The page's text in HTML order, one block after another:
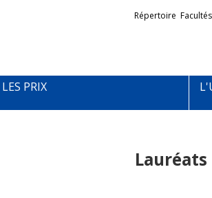
Liens
externes
Répertoire Facultés
LES PRIX
Lauréats